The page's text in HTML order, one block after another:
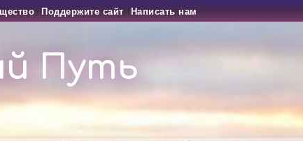
Поддержите сайт Написать нам
Путь